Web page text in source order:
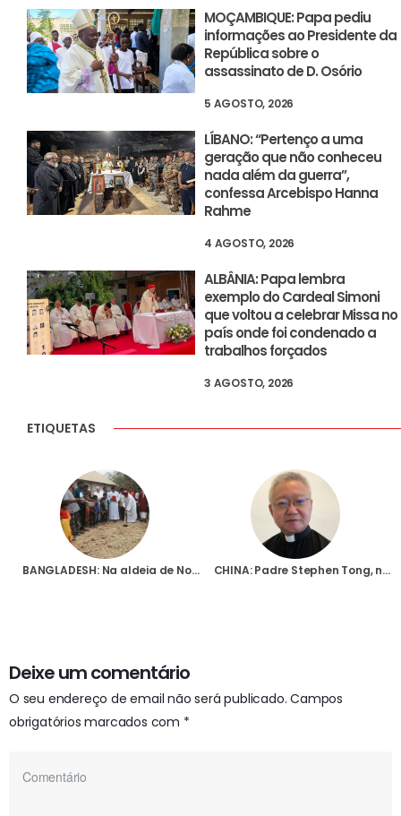
MOÇAMBIQUE: Papa pediu
informações ao Presidente da
República sobre o
assassinato de D. Osório
5 AGOSTO, 2026
LÍBANO: “Pertenço a uma
geração que não conheceu
nada além da guerra”,
confessa Arcebispo Hanna
Rahme
4 AGOSTO, 2026
ALBÂNIA: Papa lembra
exemplo do Cardeal Simoni
que voltou a celebrar Missa no
país onde foi condenado a
trabalhos forçados
3 AGOSTO, 2026
ETIQUETAS
BANGLADESH: Na aldeia de Noyanagar, os cristãos rezam numa capela onde a chuva entra pelo telhado CHINA: Padre Stephen Tong, nascido em Macau e com nacionalidade portuguesa, foi nomeado provincial dos jesuítas na China
Deixe um comentário
O seu endereço de email não será publicado. Campos
obrigatórios marcados com *